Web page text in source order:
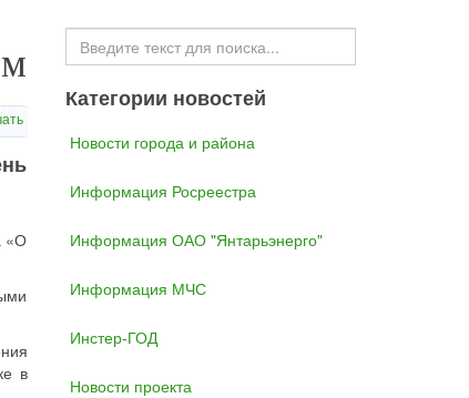
«О
в
Искать...
Категории новостей
Новости города и района
Информация Росреестра
Информация ОАО "Янтарьэнерго"
Информация МЧС
Инстер-ГОД
Новости проекта